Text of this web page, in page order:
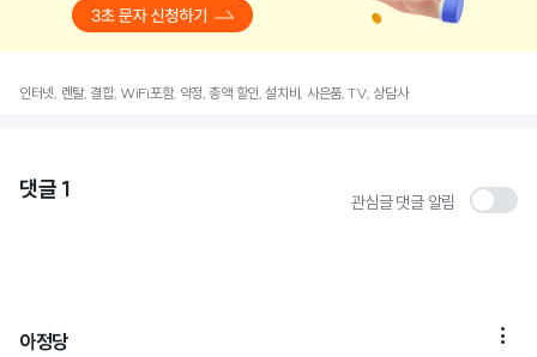
인터넷, 렌탈, 결합, WiFi포함, 약정, 총액 할인, 설치비, 사은품, TV, 상담사
댓글 1 관심글 댓글 알림
아정당 